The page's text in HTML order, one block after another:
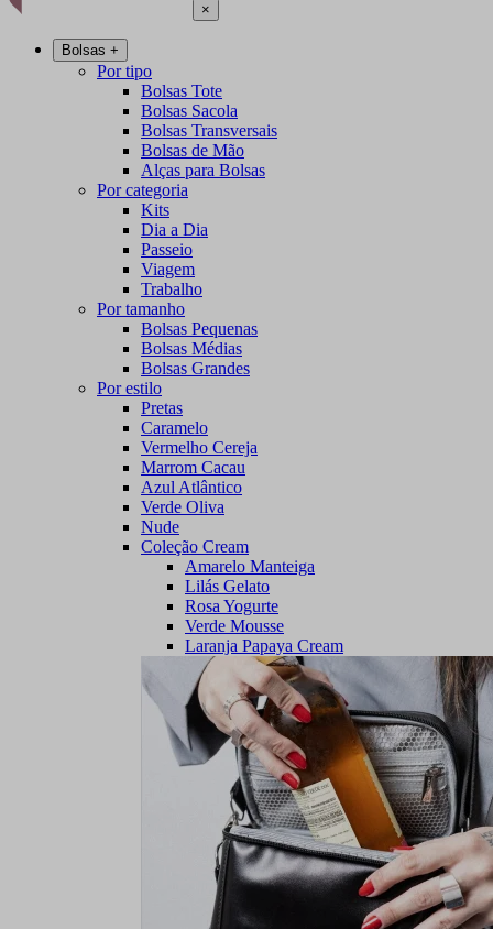
×
Bolsas +
Por tipo
Bolsas Tote
Bolsas Sacola
Bolsas Transversais
Bolsas de Mão
Alças para Bolsas
Por categoria
Kits
Dia a Dia
Passeio
Viagem
Trabalho
Por tamanho
Bolsas Pequenas
Bolsas Médias
Bolsas Grandes
Por estilo
Pretas
Caramelo
Vermelho Cereja
Marrom Cacau
Azul Atlântico
Verde Oliva
Nude
Coleção Cream
Amarelo Manteiga
Lilás Gelato
Rosa Yogurte
Verde Mousse
Laranja Papaya Cream